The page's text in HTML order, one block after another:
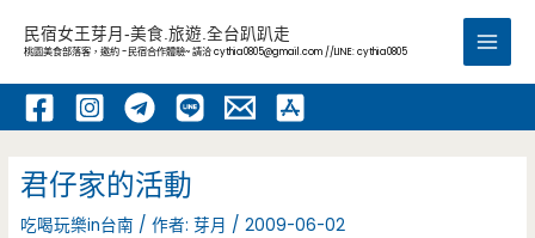
內
民宿女王芽月-美食.旅遊.全台趴趴走
桃園美食部落客，邀約 -民宿合作體驗~ 請洽cythia0805@gmail.com //LINE: cythia0805
Main
君仔家的活動
吃喝玩樂in台南 / 作者:芽月 /2009-06-02